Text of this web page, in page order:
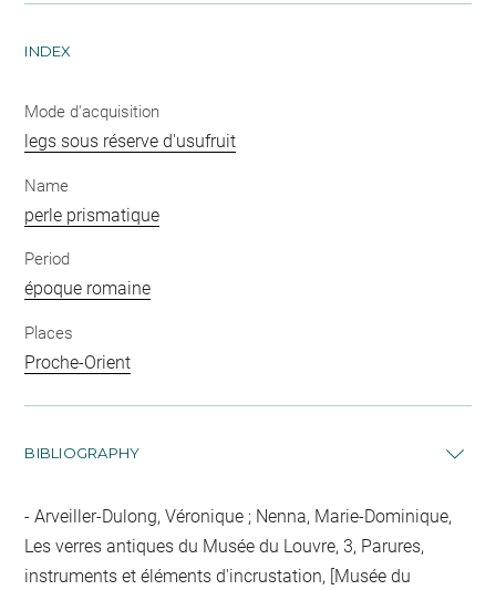
INDEX
Mode d'acquisition
legs sous réserve d'usufruit
Name
perle prismatique
Period
époque romaine
Places
Proche-Orient
BIBLIOGRAPHY
Arveiller-Dulong, Véronique ; Nenna, Marie-Dominique,
Les verres antiques du Musée du Louvre, 3, Parures,
instruments et éléments d'incrustation, [Musée du